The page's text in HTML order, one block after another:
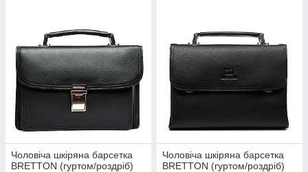
Чоловіча шкіряна барсетка
BRETTON (гуртом/роздріб)
Чоловіча шкіряна барсетка
BRETTON (гуртом/роздріб)